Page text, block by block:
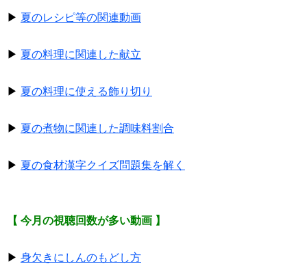
▶ 夏のレシピ等の関連動画
▶ 夏の料理に関連した献立
▶ 夏の料理に使える飾り切り
▶ 夏の煮物に関連した調味料割合
▶ 夏の食材漢字クイズ問題集を解く
【 今月の視聴回数が多い動画 】
▶ 身欠きにしんのもどし方